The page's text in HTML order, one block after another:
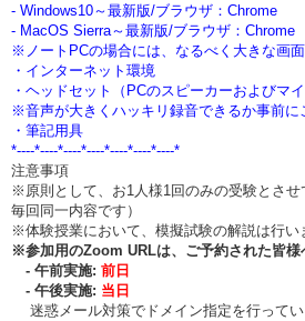
- Windows10～最新版/ブラウザ：Chrome
- MacOS Sierra～最新版/ブラウザ：Chrome
※ノートPCの場合には、なるべく大きな画
・インターネット環境
・ヘッドセット（PCのスピーカーおよびマイ
※音声が大きくハッキリ録音できるか事前に
・筆記用具
*----*----*----*----*----*----*----*
注意事項
※原則として、お1人様1回のみの受験とさ
毎回同一内容です）
※体験授業において、模擬試験の解説は行い
※参加用のZoom URLは、ご予約された皆様
- 午前実施: 前日
- 午後実施: 当日
迷惑メール対策でドメイン指定を行って